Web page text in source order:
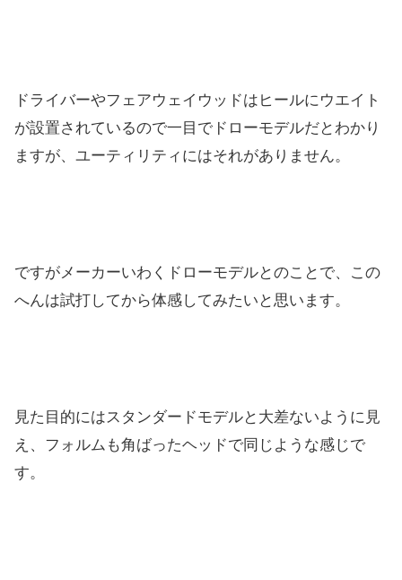
ドライバーやフェアウェイウッドはヒールにウエイト
が設置されているので一目でドローモデルだとわかり
ますが、ユーティリティにはそれがありません。
ですがメーカーいわくドローモデルとのことで、この
へんは試打してから体感してみたいと思います。
見た目的にはスタンダードモデルと大差ないように見
え、フォルムも角ばったヘッドで同じような感じで
す。